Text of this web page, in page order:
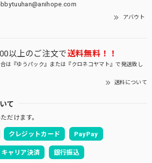
アバウト
以上のご注文で送料無料！！
は『ゆうパック』または『クロネコヤマト』で発送致し
送料について
て
だけます。
クレジットカード PayPay
キャリア決済 銀行振込